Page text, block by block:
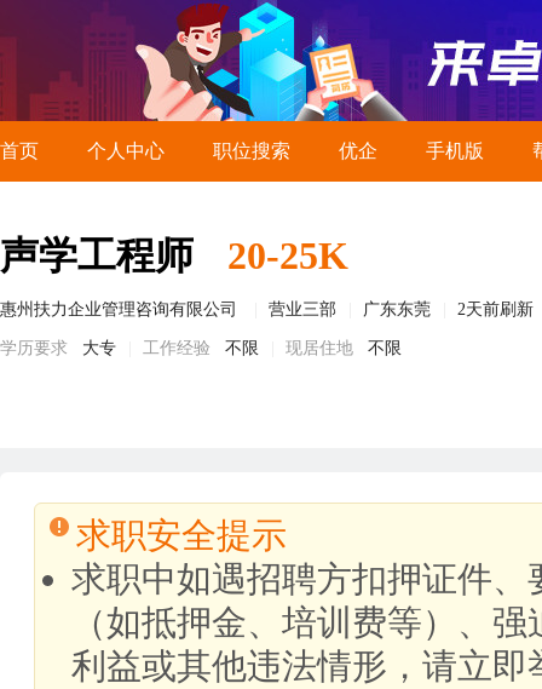
首页 个人中心 职位搜索 优企 手机版
声学工程师 20-25K
惠州扶力企业管理咨询有限公司 营业三部 广东东莞 2天前刷新
学历要求 大专 工作经验 不限 现居住地 不限
求职安全提示
求职中如遇招聘方扣押证件
（如抵押金、培训费等）、
利益或其他违法情形，请立